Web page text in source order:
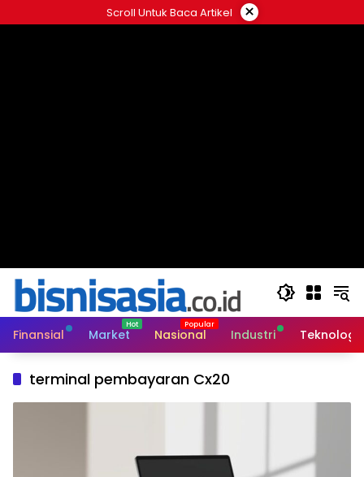
ke
Scroll Untuk Baca Artikel ×
Finansial Market Nasional Industri Teknologi
terminal pembayaran Cx20